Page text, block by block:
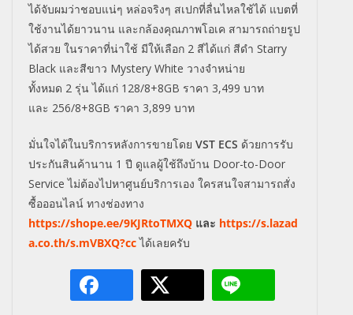
ได้จับผมว่าชอบแน่ๆ หล่อจริงๆ สเปกที่ลื่นไหลใช้ได้ แบตที่
ใช้งานได้ยาวนาน และกล้องคุณภาพโอเค สามารถถ่ายรูป
ได้สวย ในราคาที่น่าใช้ มีให้เลือก 2 สีได้แก่ สีดำ Starry
Black และสีขาว Mystery White วางจำหน่าย
ทั้งหมด 2 รุ่น ได้แก่ 128/8+8GB ราคา 3,499 บาท
และ 256/8+8GB ราคา 3,899 บาท
มั่นใจได้ในบริการหลังการขายโดย VST ECS ด้วยการรับ
ประกันสินค้านาน 1 ปี ดูแลผู้ใช้ถึงบ้าน Door-to-Door
Service ไม่ต้องไปหาศูนย์บริการเอง ใครสนใจสามารถสั่ง
ซื้อออนไลน์ ทางช่องทาง
https://shope.ee/9KJRtoTMXQ และ https://s.lazad
a.co.th/s.mVBXQ?ccได้เลยครับ